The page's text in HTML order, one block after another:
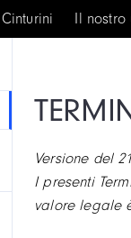
Cinturini Il nostro
Versione del
I presenti
valore legale